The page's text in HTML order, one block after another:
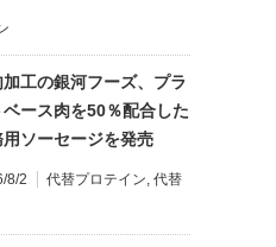
工の銀河フーズ、プラ
ベース肉を50％配合した
用ソーセージを発売
8/2 代替プロテイン 代替